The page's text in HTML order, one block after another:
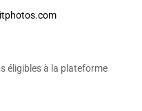
éligibles à la plateforme